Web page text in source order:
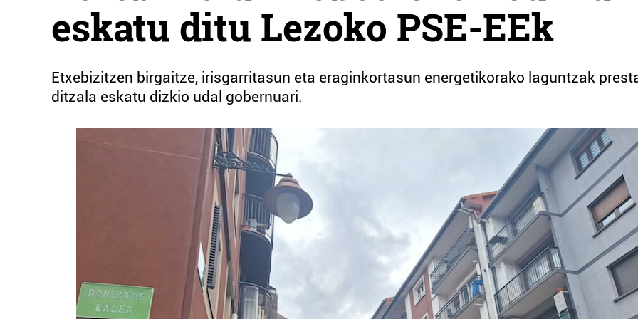
eskatu ditu Lezoko PSE-EEk
Etxebizitzen birgaitze, irisgarritasun eta eraginkortasun energetikorako laguntzak
ditzala eskatu dizkio udal gobernuari.